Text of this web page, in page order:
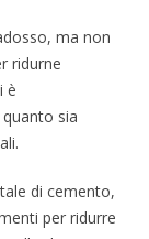
ma non
ridurne
è
sia
di cemento,
per ridurre